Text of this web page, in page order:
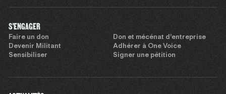
S'ENGAGER
Faire un don
Don et mécénat d’entreprise
Devenir Militant
Adhérer à One Voice
Sensibiliser
Signer une pétition